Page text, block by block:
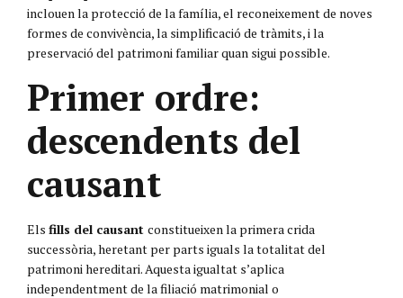
inclouen la protecció de la família, el reconeixement de noves
formes de convivència, la simplificació de tràmits, i la
preservació del patrimoni familiar quan sigui possible.
Primer ordre:
descendents del
causant
Els fills del causant constitueixen la primera crida
successòria, heretant per parts iguals la totalitat del
patrimoni hereditari. Aquesta igualtat s’aplica
independentment de la filiació matrimonial o